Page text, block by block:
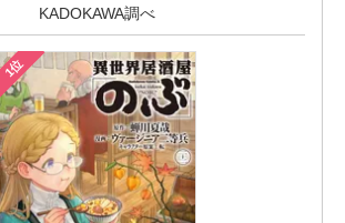
KADOKAWA調べ
1位